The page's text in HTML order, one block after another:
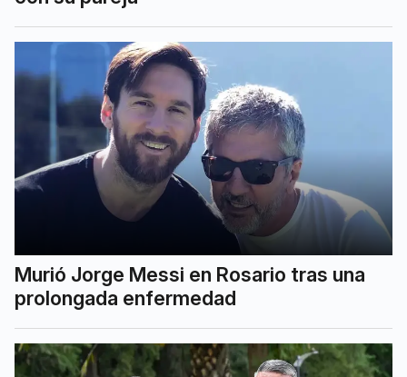
Murió Jorge Messi en Rosario tras una
prolongada enfermedad